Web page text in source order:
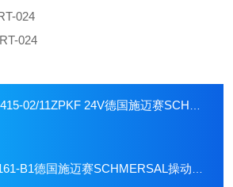
024
024
11ZPKF 24V德国施迈赛SCHMERSAL电磁安全锁带报关单
B1德国施迈赛SCHMERSAL操动件低折扣